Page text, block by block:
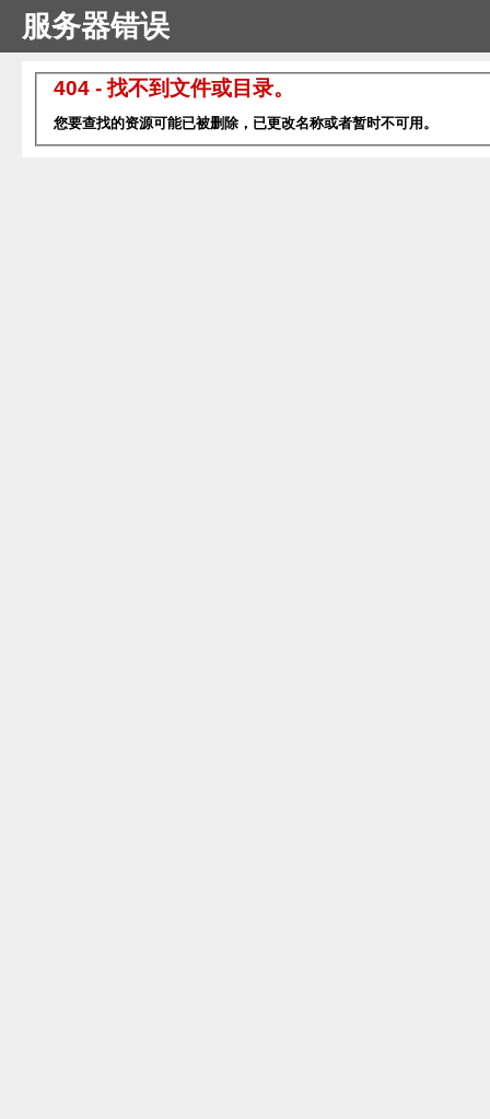
服务器错误
404 - 找不到文件或目录。
您要查找的资源可能已被删除，已更改名称或者暂时不可用。